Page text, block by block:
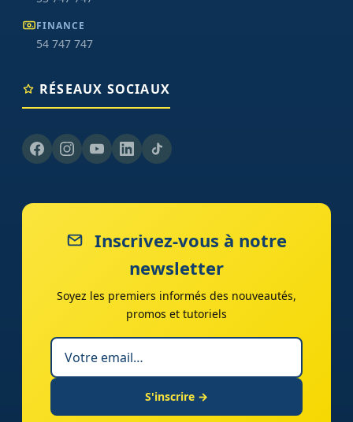
FINANCE
54 747 747
RÉSEAUX SOCIAUX
Inscrivez-vous à notre
newsletter
Soyez les premiers informés des nouveautés,
promos et tutoriels
S'inscrire →